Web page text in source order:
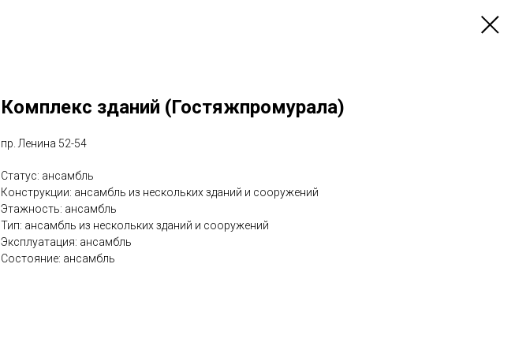
Комплекс зданий (Гостяжпромурала)
пр. Ленина 52-54
Статус: ансамбль
Конструкции: ансамбль из нескольких зданий и сооружений
Этажность: ансамбль
Тип: ансамбль из нескольких зданий и сооружений
Эксплуатация: ансамбль
Состояние: ансамбль